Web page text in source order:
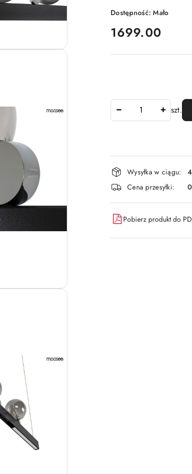
Dostępność:Mało
cena:
1699.00
szt.
Dostępność
i
dostawa
Wysyłka w ciągu:
Cena przesyłki:
0
Pobierz produkt do